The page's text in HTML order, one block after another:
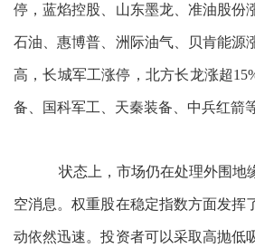
停，蓝焰控股、山东墨龙、准油股份
石油、惠博普、洲际油气、贝肯能源
高，长城军工涨停，北方长龙涨超
备、国科军工、天秦装备、中兵红箭
状态上，市场仍在处理外围地
空消息。权重股在稳定指数方面发挥
动依然迅速。投资者可以采取高抛低